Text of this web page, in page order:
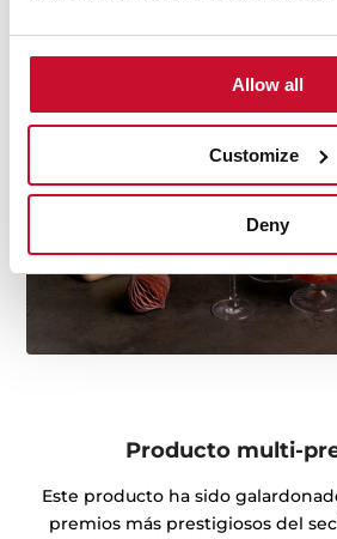
Allow all
Customize
Deny
+ Ver recetas
Producto multi-
Este producto ha sido
premios más prestigiosos del